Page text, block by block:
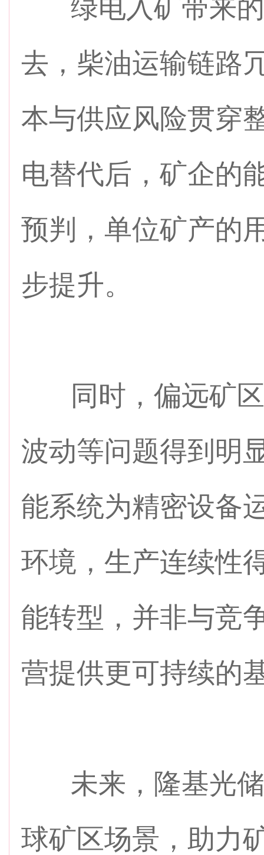
绿电入矿带来的
去，柴油运输链路
本与供应风险贯穿
电替代后，矿企的
预判，单位矿产的
步提升。
同时，偏远矿区
波动等问题得到明
能系统为精密设备
环境，生产连续性
能转型，并非与竞
营提供更可持续的
未来，隆基光储
球矿区场景，助力